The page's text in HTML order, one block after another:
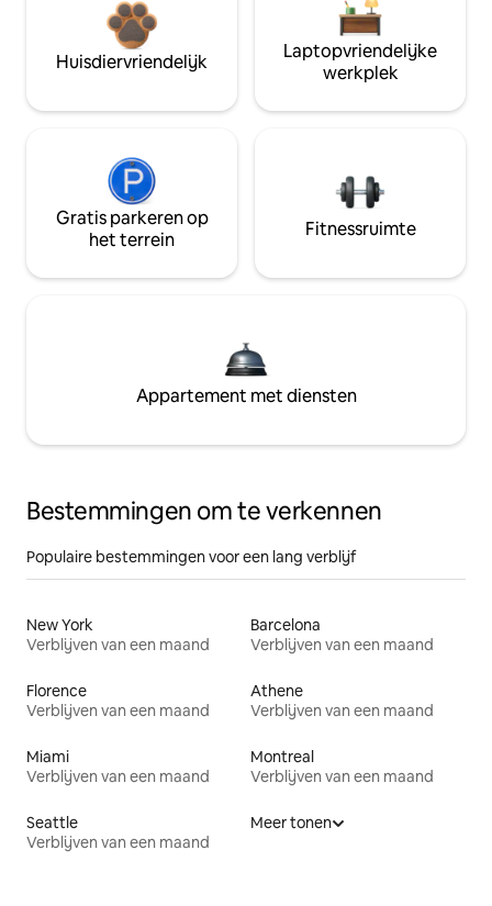
Huisdiervriendelijk
Laptopvriendelijke
werkplek
Gratis parkeren op
het terrein
Fitnessruimte
Appartement met diensten
Bestemmingen om te verkennen
Populaire bestemmingen voor een lang verblijf
New York
Verblijven van een maand
Barcelona
Verblijven van een maand
Florence
Verblijven van een maand
Athene
Verblijven van een maand
Miami
Verblijven van een maand
Montreal
Verblijven van een maand
Seattle
Verblijven van een maand
Meer tonen